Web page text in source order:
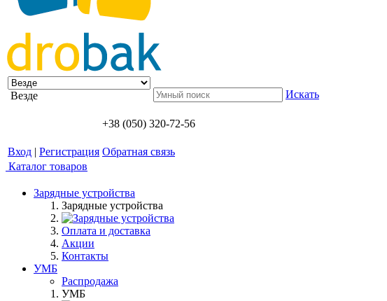
Везде Искать
+38 (050) 320-72-56
Вход | Регистрация Обратная связь
Каталог товаров
Зарядные устройства
Зарядные устройства
Оплата и доставка
Акции
Контакты
УМБ
Распродажа
УМБ